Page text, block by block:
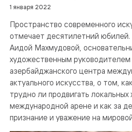
1 января 2022
Пространство современного
отмечает десятилетний
Аидой Махмудовой,
художественным руководителем
азербайджанского центра
актуального искусства, о том,
трудно ли продвигать локальных
международной арене и как за
признание и уважение на